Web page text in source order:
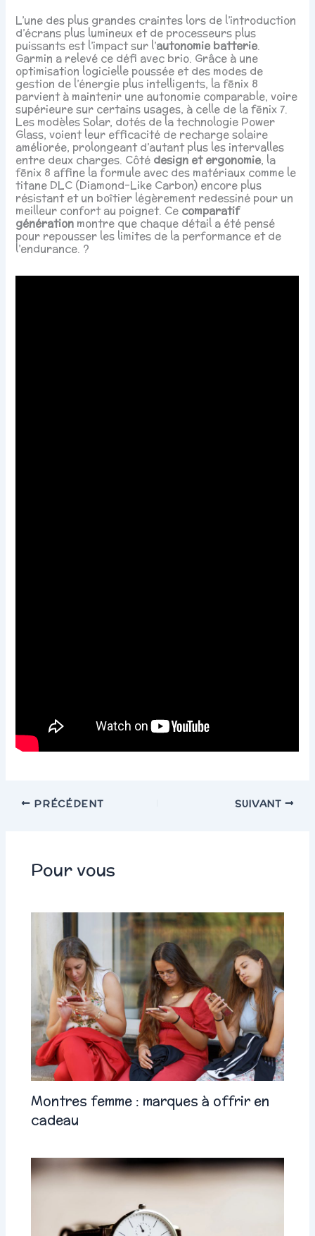
L’une des plus grandes craintes lors de l’introduction
d’écrans plus lumineux et de processeurs plus
puissants est l’impact sur l’autonomie batterie.
Garmin a relevé ce défi avec brio. Grâce à une
optimisation logicielle poussée et des modes de
gestion de l’énergie plus intelligents, la fēnix 8
parvient à maintenir une autonomie comparable, voire
supérieure sur certains usages, à celle de la fēnix 7.
Les modèles Solar, dotés de la technologie Power
Glass, voient leur efficacité de recharge solaire
améliorée, prolongeant d’autant plus les intervalles
entre deux charges. Côté design et ergonomie, la
fēnix 8 affine la formule avec des matériaux comme le
titane DLC (Diamond-Like Carbon) encore plus
résistant et un boîtier légèrement redessiné pour un
meilleur confort au poignet. Ce comparatif
génération montre que chaque détail a été pensé
pour repousser les limites de la performance et de
l’endurance. ?
PRÉCÉDENT SUIVANT
Pour vous
Montres femme : marques à offrir en
cadeau